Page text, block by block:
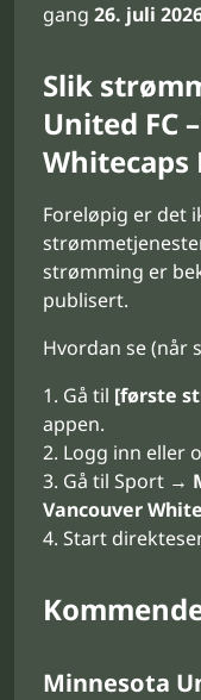
gang 26. juli
Slik
United FC
Whitecaps
Foreløpig er det
strømming er
publisert.
Hvordan se (når
Gå til [første
appen.
Logg inn eller
Gå til Sport →
Vancouver
Start
Minnesota